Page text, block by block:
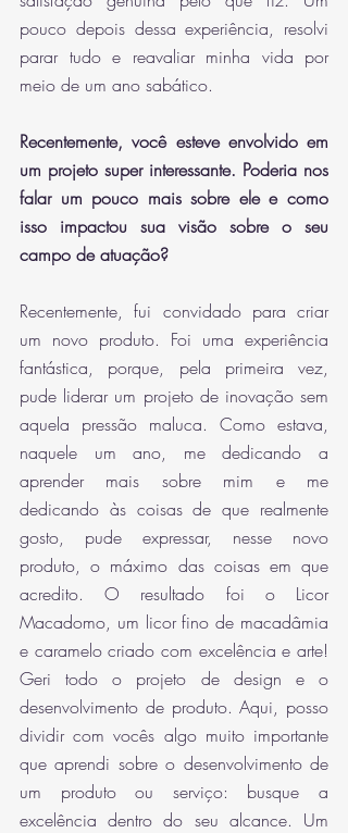
pouco depois dessa experiência, resolvi
parar tudo e reavaliar minha vida por
meio de um ano sabático.
Recentemente, você esteve envolvido em
um projeto super interessante. Poderia nos
falar um pouco mais sobre ele e como
isso impactou sua visão sobre o seu
campo de atuação?
Recentemente, fui convidado para criar
um novo produto. Foi uma experiência
fantástica, porque, pela primeira vez,
pude liderar um projeto de inovação sem
aquela pressão maluca. Como estava,
naquele um ano, me dedicando a
aprender mais sobre mim e me
dedicando às coisas de que realmente
gosto, pude expressar, nesse novo
produto, o máximo das coisas em que
acredito. O resultado foi o Licor
Macadomo, um licor fino de macadâmia
e caramelo criado com excelência e arte!
Geri todo o projeto de design e o
desenvolvimento de produto. Aqui, posso
dividir com vocês algo muito importante
que aprendi sobre o desenvolvimento de
um produto ou serviço: busque a
excelência dentro do seu alcance. Um